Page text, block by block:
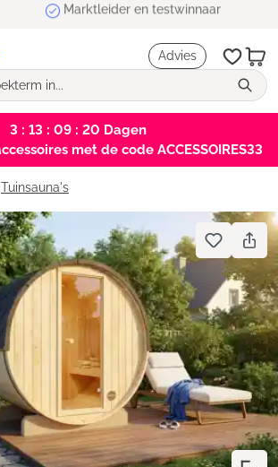
Marktleider en testwinnaar
Advies
3 : 13 : 09 : 19Dagen
met de code ACCESSOIRES33
Tuinsauna's